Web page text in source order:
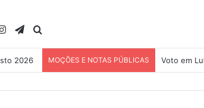
InstagramTelegram
2026 MOÇÕES E NOTAS PÚBLICAS Voto em